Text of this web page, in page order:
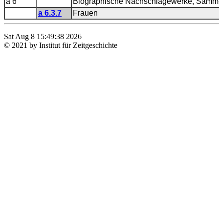
a 6.3.7
Frauen
Sat Aug 8 15:49:38 2026
© 2021 by Institut für Zeitgeschichte